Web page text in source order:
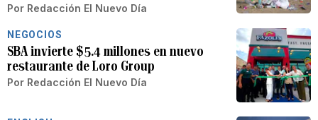
Por Redacción El Nuevo Día
NEGOCIOS
SBA invierte $5.4 millones en nuevo
restaurante de Loro Group
Por Redacción El Nuevo Día